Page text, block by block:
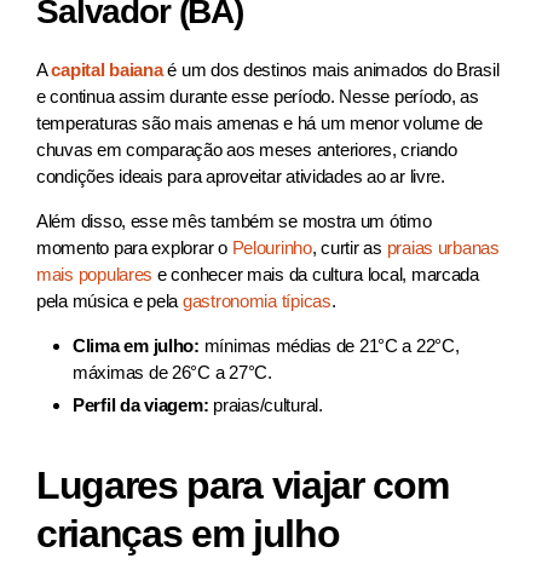
Salvador (BA)
Acapital baianaé um dos destinos mais animados do Brasil
e continua assim durante esse período. Nesse período, as
temperaturas são mais amenas e há um menor volume de
chuvas em comparação aos meses anteriores, criando
condições ideais para aproveitar atividades ao ar livre.
Além disso, esse mês também se mostra um ótimo
momento para explorar o Pelourinho, curtir as praias urbanas
mais populares e conhecer mais da cultura local, marcada
pela música e pela gastronomia típicas.
Clima em julho: mínimas médias de 21°C a 22°C,
máximas de 26°C a 27°C.
Perfil da viagem: praias/cultural.
Lugares para viajar com
crianças em julho